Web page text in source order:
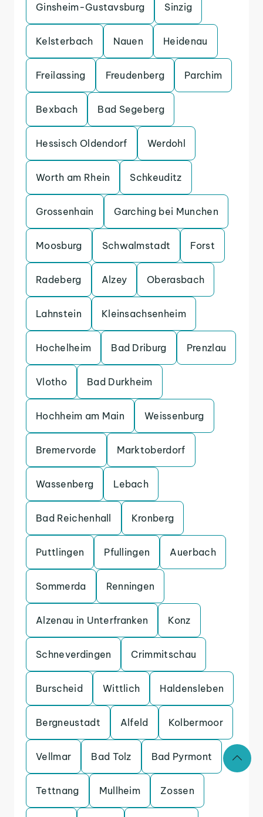
Ginsheim-Gustavsburg Sinzig
Kelsterbach Nauen Heidenau
Freilassing Freudenberg Parchim
Bexbach Bad Segeberg
Hessisch Oldendorf Werdohl
Worth am Rhein Schkeuditz
Grossenhain Garching bei Munchen
Moosburg Schwalmstadt Forst
Radeberg Alzey Oberasbach
Lahnstein Kleinsachsenheim
Hochelheim Bad Driburg Prenzlau
Vlotho Bad Durkheim
Hochheim am Main Weissenburg
Bremervorde Marktoberdorf
Wassenberg Lebach
Bad Reichenhall Kronberg
Puttlingen Pfullingen Auerbach
Sommerda Renningen
Alzenau in Unterfranken Konz
Schneverdingen Crimmitschau
Burscheid Wittlich Haldensleben
Bergneustadt Alfeld Kolbermoor
Vellmar Bad Tolz Bad Pyrmont
Tettnang Mullheim Zossen